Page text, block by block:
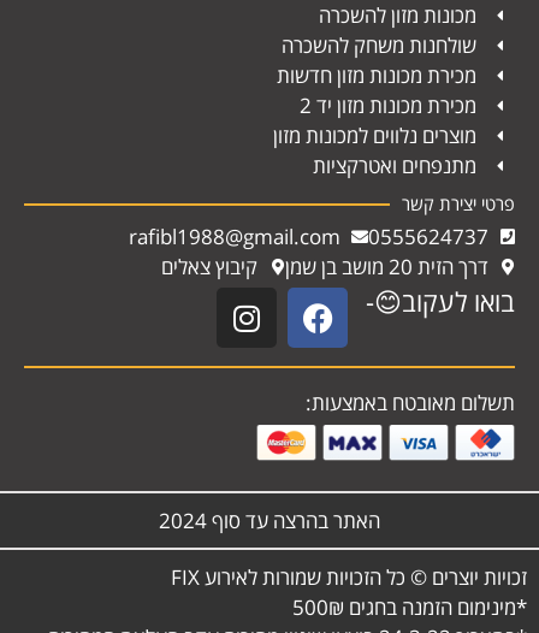
מכונות מזון להשכרה
שולחנות משחק להשכרה
מכירת מכונות מזון חדשות
מכירת מכונות מזון יד 2
מוצרים נלווים למכונות מזון
מתנפחים ואטרקציות
פרטי יצירת קשר
0555624737
rafibl1988@gmail.com
דרך הזית 20 מושב בן שמן
קיבוץ צאלים
בואו לעקוב😊-
תשלום מאובטח באמצעות:
האתר בהרצה עד סוף 2024
זכויות יוצרים © כל הזכויות שמורות לאירוע FIX
*מינימום הזמנה בחגים 500₪